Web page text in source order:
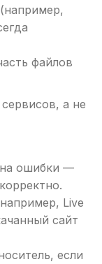
файлов
а не
на ошибки —
Live
сайт
если